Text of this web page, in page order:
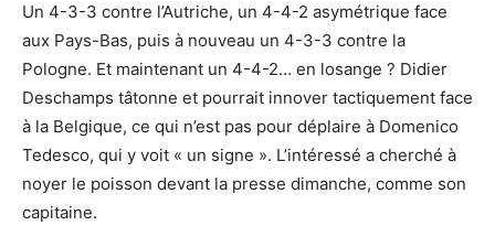
Un 4-3-3 contre l’Autriche, un 4-4-2 asymétrique face
aux Pays-Bas, puis à nouveau un 4-3-3 contre la
Pologne. Et maintenant un 4-4-2… en losange ? Didier
Deschamps tâtonne et pourrait innover tactiquement face
à la Belgique, ce qui n’est pas pour déplaire à Domenico
Tedesco, qui y voit « un signe ». L’intéressé a cherché à
noyer le poisson devant la presse dimanche, comme son
capitaine.